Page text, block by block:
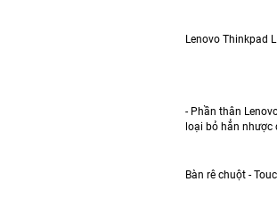
Lenovo Thinkpad
- Phần thân
loại bỏ hẳn
Bàn rê chuột -